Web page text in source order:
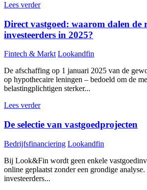
Lees verder
Direct vastgoed: waarom dalen de
investeerders in 2025?
Fintech & Markt Lookandfin
De afschaffing op 1 januari 2025 van de
op hypothecaire leningen – bedoeld om de
belastingplichtigen sterker...
Lees verder
De selectie van vastgoedprojecten
Bedrijfsfinanciering Lookandfin
Bij Look&Fin wordt geen enkele
online geplaatst zonder een grondige
investeerders...